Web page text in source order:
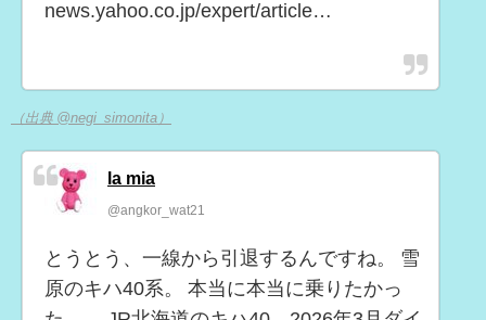
news.yahoo.co.jp/expert/article…
（出典 @negi_simonita）
la mia
@angkor_wat21
とうとう、一線から引退するんですね。 雪
原のキハ40系。 本当に本当に乗りたかっ